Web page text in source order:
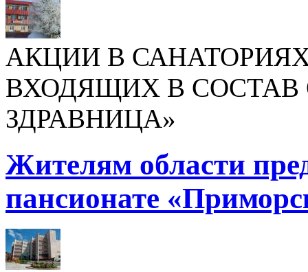
АКЦИИ В
ВХОДЯЩИХ В СОСТАВ
ЗДРАВНИЦА»
Жителям области
пансионате